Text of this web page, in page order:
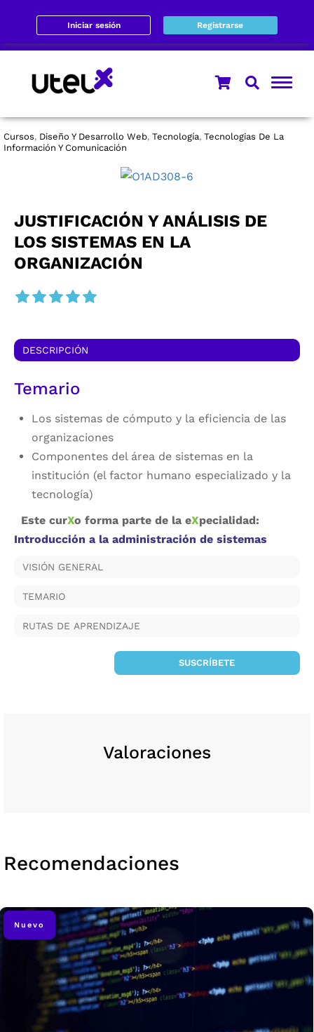
Iniciar sesión Registrarse
Cursos, Diseño Y Desarrollo Web, Tecnología, Tecnologias De La
Información Y Comunicación
JUSTIFICACIÓN Y ANÁLISIS DE
LOS SISTEMAS EN LA
ORGANIZACIÓN
DESCRIPCIÓN
Temario
Los sistemas de cómputo y la eficiencia de las
organizaciones
Componentes del área de sistemas en la
institución (el factor humano especializado y la
tecnología)
Este curXo forma parte de la eXpecialidad:
Introducción a la administración de sistemas
VISIÓN GENERAL
TEMARIO
RUTAS DE APRENDIZAJE
SUSCRÍBETE
Valoraciones
Recomendaciones
Nuevo